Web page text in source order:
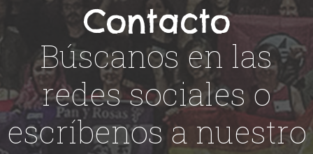
Contacto
Búscanos en las
redes sociales o
escríbenos a nuestro